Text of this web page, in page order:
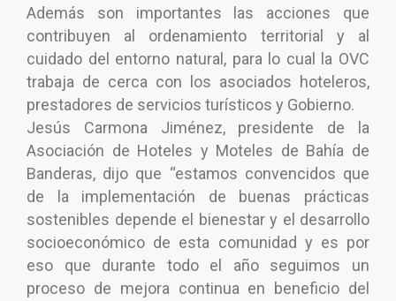
Además son importantes las acciones que
contribuyen al ordenamiento territorial y al
cuidado del entorno natural, para lo cual la OVC
trabaja de cerca con los asociados hoteleros,
prestadores de servicios turísticos y Gobierno.
Jesús Carmona Jiménez, presidente de la
Asociación de Hoteles y Moteles de Bahía de
Banderas, dijo que “estamos convencidos que
de la implementación de buenas prácticas
sostenibles depende el bienestar y el desarrollo
socioeconómico de esta comunidad y es por
eso que durante todo el año seguimos un
proceso de mejora continua en beneficio del